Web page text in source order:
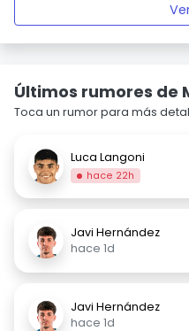
Últimos rumores de
Toca un rumor para más
Luca Langoni
hace 22h
Javi Hernández
hace 1d
Javi Hernández
hace 1d